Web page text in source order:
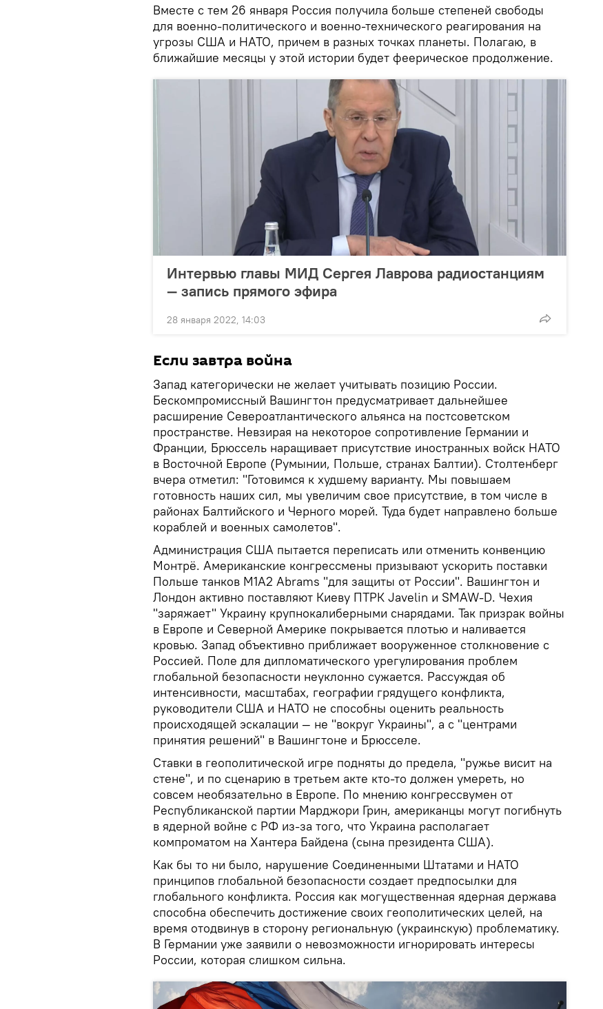
Вместе с тем 26 января Россия получила больше степеней свободы
для военно-политического и военно-технического реагирования на
угрозы США и НАТО, причем в разных точках планеты. Полагаю, в
ближайшие месяцы у этой истории будет феерическое продолжение.
Интервью главы МИД Сергея Лаврова радиостанциям
— запись прямого эфира
28 января 2022, 14:03
Если завтра война
Запад категорически не желает учитывать позицию России.
Бескомпромиссный Вашингтон предусматривает дальнейшее
расширение Североатлантического альянса на постсоветском
пространстве. Невзирая на некоторое сопротивление Германии и
Франции, Брюссель наращивает присутствие иностранных войск НАТО
в Восточной Европе (Румынии, Польше, странах Балтии). Столтенберг
вчера отметил: "Готовимся к худшему варианту. Мы повышаем
готовность наших сил, мы увеличим свое присутствие, в том числе в
районах Балтийского и Черного морей. Туда будет направлено больше
кораблей и военных самолетов".
Администрация США пытается переписать или отменить конвенцию
Монтрё. Американские конгрессмены призывают ускорить поставки
Польше танков М1А2 Abrams "для защиты от России". Вашингтон и
Лондон активно поставляют Киеву ПТРК Javelin и SMAW-D. Чехия
"заряжает" Украину крупнокалиберными снарядами. Так призрак войны
в Европе и Северной Америке покрывается плотью и наливается
кровью. Запад объективно приближает вооруженное столкновение с
Россией. Поле для дипломатического урегулирования проблем
глобальной безопасности неуклонно сужается. Рассуждая об
интенсивности, масштабах, географии грядущего конфликта,
руководители США и НАТО не способны оценить реальность
происходящей эскалации — не "вокруг Украины", а с "центрами
принятия решений" в Вашингтоне и Брюсселе.
Ставки в геополитической игре подняты до предела, "ружье висит на
стене", и по сценарию в третьем акте кто-то должен умереть, но
совсем необязательно в Европе. По мнению конгрессвумен от
Республиканской партии Марджори Грин, американцы могут погибнуть
в ядерной войне с РФ из-за того, что Украина располагает
компроматом на Хантера Байдена (сына президента США).
Как бы то ни было, нарушение Соединенными Штатами и НАТО
принципов глобальной безопасности создает предпосылки для
глобального конфликта. Россия как могущественная ядерная держава
способна обеспечить достижение своих геополитических целей, на
время отодвинув в сторону региональную (украинскую) проблематику.
В Германии уже заявили о невозможности игнорировать интересы
России, которая слишком сильна.